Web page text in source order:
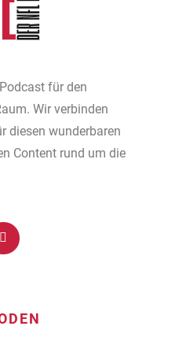
für den
Wir verbinden
diesen wunderbaren
Content rund um die